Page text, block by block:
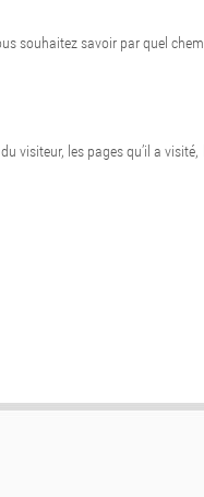
souhaitez savoir par quel
visiteur, les pages qu’il a